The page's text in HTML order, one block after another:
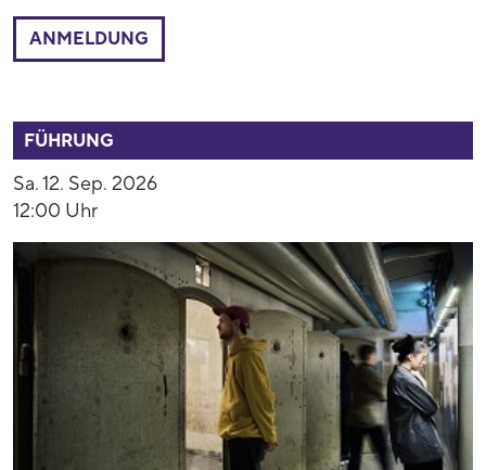
ANMELDUNG
FÜHRUNG
Sa. 12. Sep. 2026
12:00 Uhr